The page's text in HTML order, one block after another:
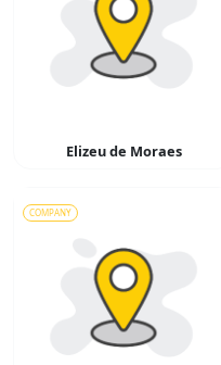
Elizeu de Moraes
COMPANY